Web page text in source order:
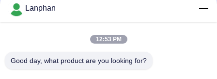
top
Lanphan
12:53 PM
Good day, what product are you looking for?